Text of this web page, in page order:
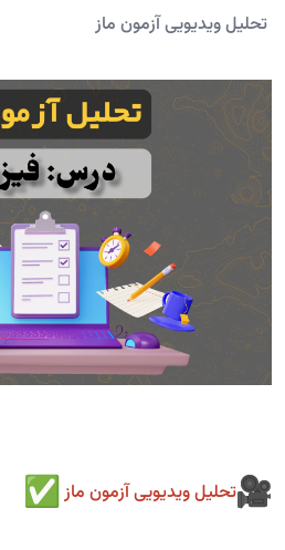
​ تحلیل ویدیویی آزمون‌ ماز
تحلیل ویدیویی آزمون‌ ماز